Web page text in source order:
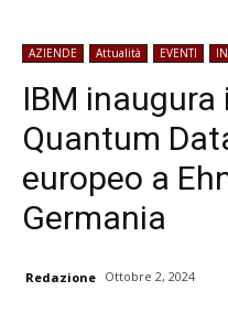
AZIENDE Attualità EVENTI
IBM inaugura
Quantum
europeo a
Germania
Redazione Ottobre 2, 2024